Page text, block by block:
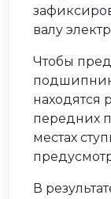
валу
Чтобы
находятся
передних
местах
В